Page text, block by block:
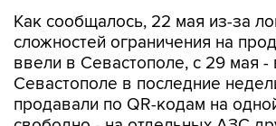
Как сообщалось, 22 мая из-за
сложностей ограничения на
ввели в Севастополе, с 29 мая
Севастополе в последние
продавали по QR-кодам на